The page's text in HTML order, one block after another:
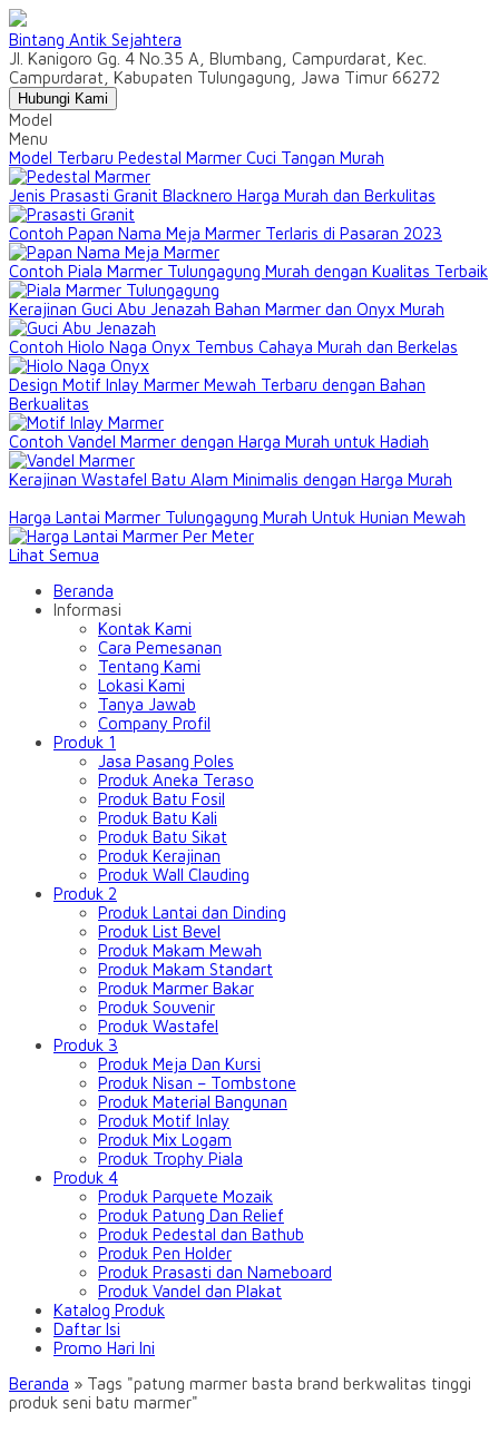
Bintang Antik Sejahtera
Jl. Kanigoro Gg. 4 No.35 A, Blumbang, Campurdarat, Kec.
Campurdarat, Kabupaten Tulungagung, Jawa Timur 66272
Hubungi Kami
Model
Menu
Model Terbaru Pedestal Marmer Cuci Tangan Murah
Jenis Prasasti Granit Blacknero Harga Murah dan Berkulitas
Contoh Papan Nama Meja Marmer Terlaris di Pasaran 2023
Contoh Piala Marmer Tulungagung Murah dengan Kualitas Terbaik
Kerajinan Guci Abu Jenazah Bahan Marmer dan Onyx Murah
Contoh Hiolo Naga Onyx Tembus Cahaya Murah dan Berkelas
Design Motif Inlay Marmer Mewah Terbaru dengan Bahan
Berkualitas
Contoh Vandel Marmer dengan Harga Murah untuk Hadiah
Kerajinan Wastafel Batu Alam Minimalis dengan Harga Murah
Harga Lantai Marmer Tulungagung Murah Untuk Hunian Mewah
Lihat Semua
Beranda
Informasi
Kontak Kami
Cara Pemesanan
Tentang Kami
Lokasi Kami
Tanya Jawab
Company Profil
Produk 1
Jasa Pasang Poles
Produk Aneka Teraso
Produk Batu Fosil
Produk Batu Kali
Produk Batu Sikat
Produk Kerajinan
Produk Wall Clauding
Produk 2
Produk Lantai dan Dinding
Produk List Bevel
Produk Makam Mewah
Produk Makam Standart
Produk Marmer Bakar
Produk Souvenir
Produk Wastafel
Produk 3
Produk Meja Dan Kursi
Produk Nisan – Tombstone
Produk Material Bangunan
Produk Motif Inlay
Produk Mix Logam
Produk Trophy Piala
Produk 4
Produk Parquete Mozaik
Produk Patung Dan Relief
Produk Pedestal dan Bathub
Produk Pen Holder
Produk Prasasti dan Nameboard
Produk Vandel dan Plakat
Katalog Produk
Daftar Isi
Promo Hari Ini
Beranda » Tags "patung marmer basta brand berkwalitas tinggi
produk seni batu marmer"